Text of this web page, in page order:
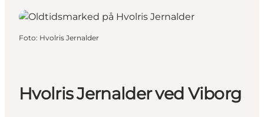
Foto: Hvolris Jernalder
Hvolris Jernalder ved Viborg